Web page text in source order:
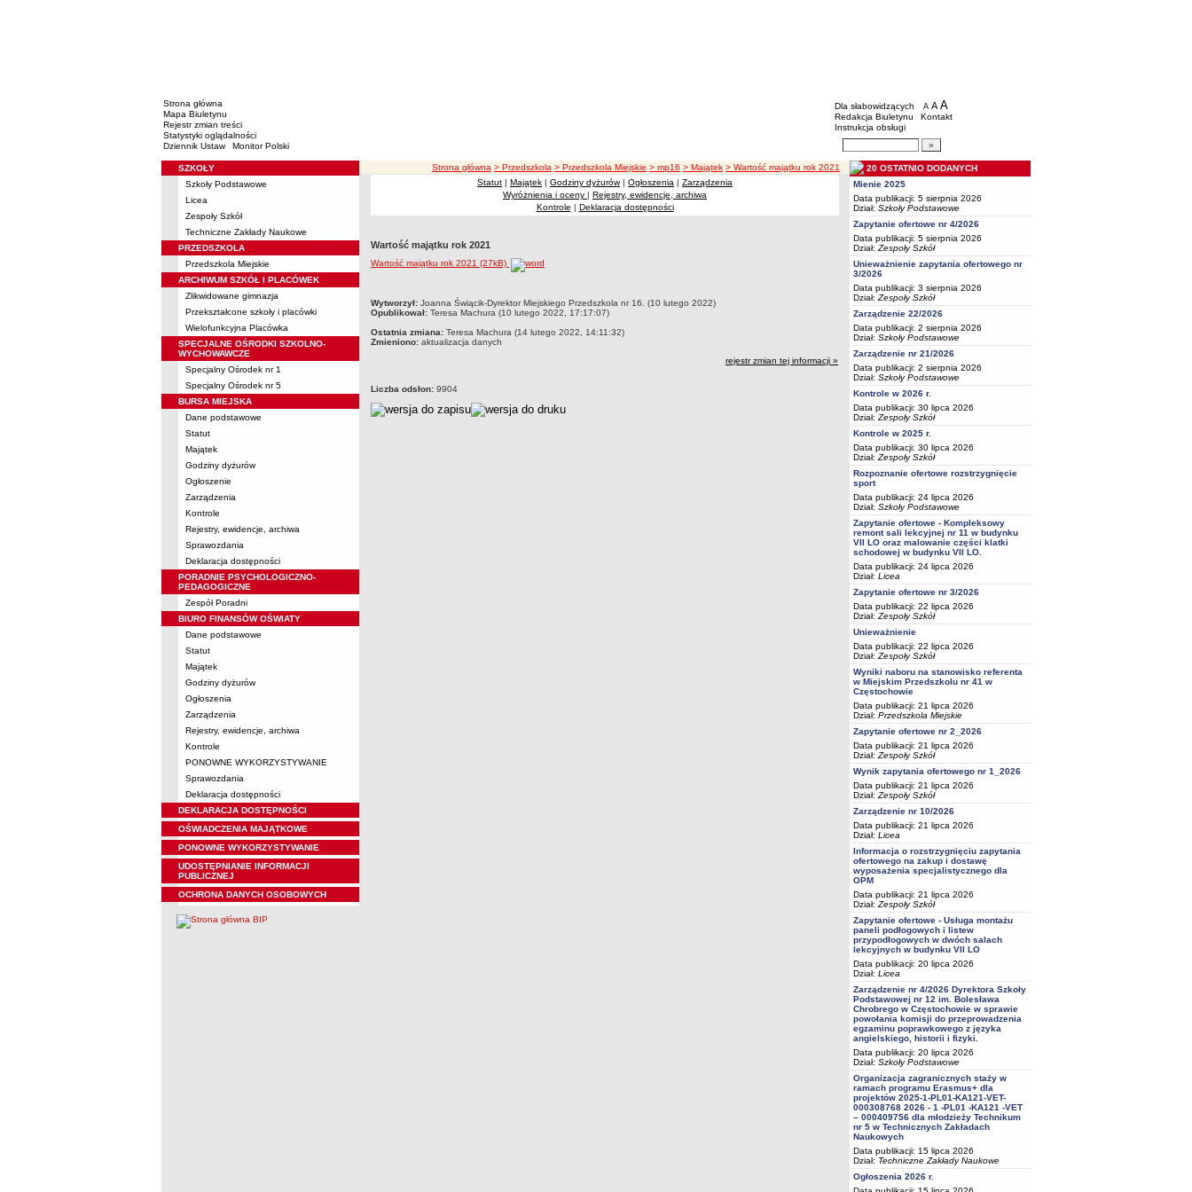
Strona główna
Mapa Biuletynu
Rejestr zmian treści
Statystyki oglądalności
Dziennik Ustaw
Monitor Polski
BIP - Oświata Częstochowa
Menu dodatkowe
Dla słabowidzących A pomniejsz czcionkę
A standardowy rozmiar czcionki
A
Redakcja Biuletynu
Kontakt
Instrukcja obsługi
Wyszukiwarka artykułów
Menu
SZKOŁY
Szkoły Podstawowe
Licea
Zespoły Szkół
Techniczne Zakłady Naukowe
PRZEDSZKOLA
Przedszkola Miejskie
ARCHIWUM SZKÓŁ I PLACÓWEK
Zlikwidowane gimnazja
Przekształcone szkoły i placówki
Wielofunkcyjna Placówka
SPECJALNE OŚRODKI SZKOLNO-
WYCHOWAWCZE
Specjalny Ośrodek nr 1
Specjalny Ośrodek nr 5
BURSA MIEJSKA
Dane podstawowe
Statut
Majątek
Godziny dyżurów
Ogłoszenie
Zarządzenia
Kontrole
Rejestry, ewidencje, archiwa
Sprawozdania
Deklaracja dostępności
PORADNIE PSYCHOLOGICZNO-
PEDAGOGICZNE
Zespół Poradni
BIURO FINANSÓW OŚWIATY
Dane podstawowe
Statut
Majątek
Godziny dyżurów
Ogłoszenia
Zarządzenia
Rejestry, ewidencje, archiwa
Kontrole
PONOWNE WYKORZYSTYWANIE
Sprawozdania
Deklaracja dostępności
DEKLARACJA DOSTĘPNOŚCI
OŚWIADCZENIA MAJĄTKOWE
PONOWNE WYKORZYSTYWANIE
UDOSTĘPNIANIE INFORMACJI
PUBLICZNEJ
OCHRONA DANYCH OSOBOWYCH
ścieżka nawigacji
Strona główna > Przedszkola > Przedszkola Miejskie > mp16 > Majątek > Wartość majątku rok 2021
Statut | Majątek | Godziny dyżurów| Ogłoszenia | Zarządzenia
Wyróżnienia i oceny | Rejestry, ewidencje, archiwa
Kontrole | Deklaracja dostępności
Wartość majątku rok 2021
Wartość majątku rok 2021 (27kB)
metryczka
Wytworzył: Joanna Świącik-Dyrektor Miejskiego Przedszkola nr 16. (10 lutego 2022)
Opublikował: Teresa Machura (10 lutego 2022, 17:17:07)
Ostatnia zmiana: Teresa Machura (14 lutego 2022, 14:11:32)
Zmieniono: aktualizacja danych
rejestr zmian tej informacji »
Liczba odsłon: 9904
20 OSTATNIO DODANYCH
Mienie 2025
Data publikacji: 5 sierpnia 2026
Dział: Szkoły Podstawowe
Zapytanie ofertowe nr 4/2026
Data publikacji: 5 sierpnia 2026
Dział: Zespoły Szkół
Unieważnienie zapytania ofertowego nr
3/2026
Data publikacji: 3 sierpnia 2026
Dział: Zespoły Szkół
Zarządzenie 22/2026
Data publikacji: 2 sierpnia 2026
Dział: Szkoły Podstawowe
Zarządzenie nr 21/2026
Data publikacji: 2 sierpnia 2026
Dział: Szkoły Podstawowe
Kontrole w 2026 r.
Data publikacji: 30 lipca 2026
Dział: Zespoły Szkół
Kontrole w 2025 r.
Data publikacji: 30 lipca 2026
Dział: Zespoły Szkół
Rozpoznanie ofertowe rozstrzygnięcie
sport
Data publikacji: 24 lipca 2026
Dział: Szkoły Podstawowe
Zapytanie ofertowe - Kompleksowy
remont sali lekcyjnej nr 11 w budynku
VII LO oraz malowanie części klatki
schodowej w budynku VII LO.
Data publikacji: 24 lipca 2026
Dział: Licea
Zapytanie ofertowe nr 3/2026
Data publikacji: 22 lipca 2026
Dział: Zespoły Szkół
Unieważnienie
Data publikacji: 22 lipca 2026
Dział: Zespoły Szkół
Wyniki naboru na stanowisko referenta
w Miejskim Przedszkolu nr 41 w
Częstochowie
Data publikacji: 21 lipca 2026
Dział: Przedszkola Miejskie
Zapytanie ofertowe nr 2_2026
Data publikacji: 21 lipca 2026
Dział: Zespoły Szkół
Wynik zapytania ofertowego nr 1_2026
Data publikacji: 21 lipca 2026
Dział: Zespoły Szkół
Zarządzenie nr 10/2026
Data publikacji: 21 lipca 2026
Dział: Licea
Informacja o rozstrzygnięciu zapytania
ofertowego na zakup i dostawę
wyposażenia specjalistycznego dla
OPM
Data publikacji: 21 lipca 2026
Dział: Zespoły Szkół
Zapytanie ofertowe - Usługa montażu
paneli podłogowych i listew
przypodłogowych w dwóch salach
lekcyjnych w budynku VII LO
Data publikacji: 20 lipca 2026
Dział: Licea
Zarządzenie nr 4/2026 Dyrektora Szkoły
Podstawowej nr 12 im. Bolesława
Chrobrego w Częstochowie w sprawie
powołania komisji do przeprowadzenia
egzaminu poprawkowego z języka
angielskiego, historii i fizyki.
Data publikacji: 20 lipca 2026
Dział: Szkoły Podstawowe
Organizacja zagranicznych staży w
ramach programu Erasmus+ dla
projektów 2025-1-PL01-KA121-VET-
000308768 2026 - 1 -PL01 -KA121 -VET
– 000409756 dla młodzieży Technikum
nr 5 w Technicznych Zakładach
Naukowych
Data publikacji: 15 lipca 2026
Dział: Techniczne Zakłady Naukowe
Ogłoszenia 2026 r.